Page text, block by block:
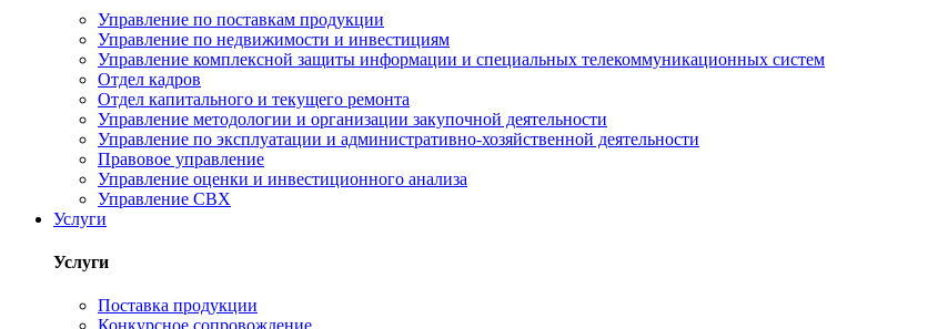
Управление по поставкам продукции
Управление по недвижимости и инвестициям
Управление комплексной защиты информации и специальных телекоммуникационных систем
Отдел кадров
Отдел капитального и текущего ремонта
Управление методологии и организации закупочной деятельности
Управление по эксплуатации и административно-хозяйственной деятельности
Правовое управление
Управление оценки и инвестиционного анализа
Управление СВХ
Услуги
Услуги
Поставка продукции